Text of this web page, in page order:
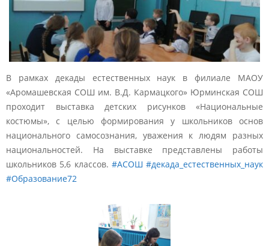
В рамках декады естественных наук в филиале МАОУ
«Аромашевская СОШ им. В.Д. Кармацкого» Юрминская СОШ
проходит выставка детских рисунков «Национальные
костюмы», с целью формирования у школьников основ
национального самосознания, уважения к людям разных
национальностей. На выставке представлены работы
школьников 5,6 классов. #АСОШ #декада_естественных_наук
#Образование72